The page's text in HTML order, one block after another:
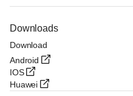
Downloads
Download
Android
IOS
Huawei